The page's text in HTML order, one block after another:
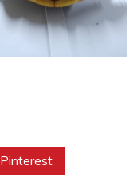
Pinterest